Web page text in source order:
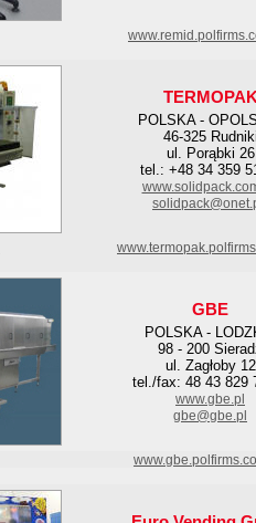
POLSKA -
46-325
ul. Porąbki 26
tel.: +48 34 359
GBE
POLSKA -
98 - 200
ul. Zagłoby 12
tel./fax: 48 43 829
www.gbe.pl
gbe@gbe.pl